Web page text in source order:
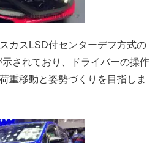
カスLSD付センターデフ方式の
されており、ドライバーの操作
重移動と姿勢づくりを目指しま